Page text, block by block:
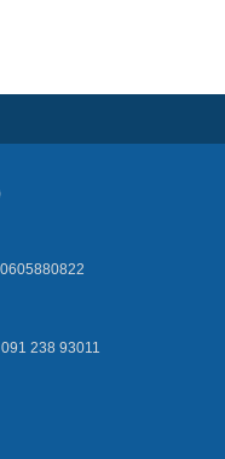
091 238 93011